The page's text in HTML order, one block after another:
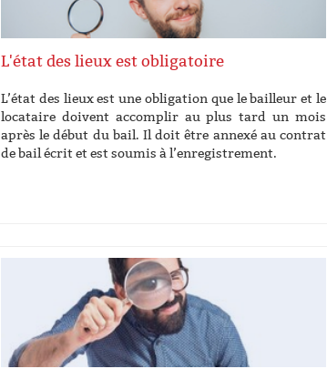
L'état des lieux est obligatoire
L’état des lieux est une obligation que le bailleur et le
locataire doivent accomplir au plus tard un mois
après le début du bail. Il doit être annexé au contrat
de bail écrit et est soumis à l’enregistrement.